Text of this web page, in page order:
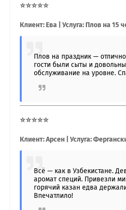
⭐⭐⭐⭐⭐
Клиент: Ева | Услуга: Плов на 15
Плов на праздник —
гости были сыты и
обслуживание на уровне.
⭐⭐⭐⭐⭐
Клиент: Арсен | Услуга:
Всё — как в Узбекистане.
аромат специй. Привезли
горячий казан едва
Впечатлило!